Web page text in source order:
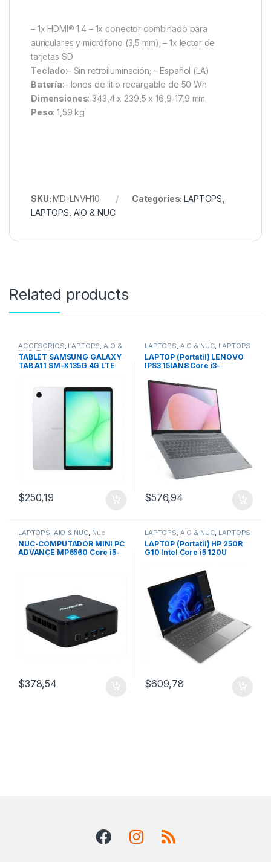
– 1x HDMI® 1.4 – 1x conector combinado para
auriculares y micrófono (3,5 mm); – 1x lector de
tarjetas SD
Teclado:– Sin retroiluminación; – Español (LA)
Batería:– Iones de litio recargable de 50 Wh
Dimensiones: 343,4 x 239,5 x 16,9-17,9 mm
Peso: 1,59 kg
SKU:MD-LNVH10 Categories:LAPTOPS
LAPTOPS, AIO & NUC
Related products
ACCESORIOS, LAPTOPS, AIO &
NUC,Tablets
TABLET SAMSUNG GALAXY
TAB A11 SM-X135G 4G LTE
$250,19
LAPTOPS, AIO & NUC, LAPTOPS
LAPTOP (Portatil) LENOVO
IPS3 15IAN8 Core i3-
SSD/15.6″/Gray/Free DOS
$576,94
LAPTOPS, AIO & NUC, Nuc
NUC-COMPUTADOR MINI PC
ADVANCE MP6560 Core i5-
$378,54
LAPTOPS, AIO & NUC, LAPTOPS
LAPTOP (Portatil) HP 250R
G10 Intel Core i5 120U
$609,78